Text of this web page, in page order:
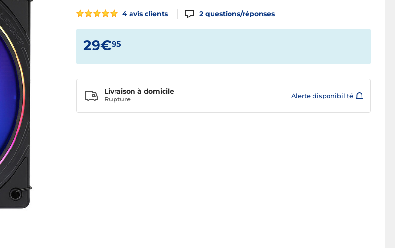
4 avis clients 2 questions/réponses
29€95
Livraison à domicile
Rupture Alerte disponibilité